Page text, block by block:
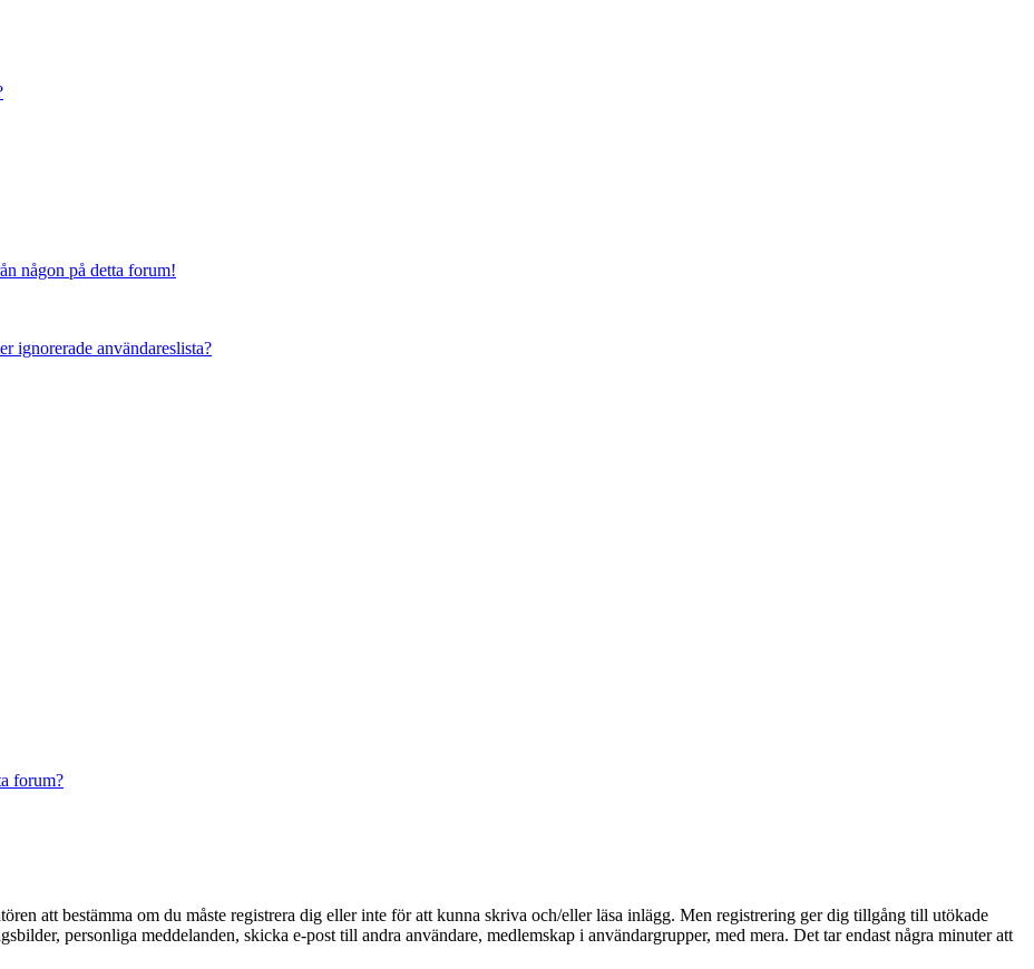
någon på detta forum!
ignorerade användareslista?
forum?
att bestämma om du måste registrera dig eller inte för att kunna skriva och/eller läsa inlägg. Men registrering ger dig tillgång till utökade
personliga meddelanden, skicka e-post till andra användare, medlemskap i användargrupper, med mera. Det tar endast några minuter att